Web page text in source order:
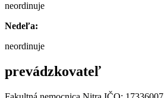
neordinuje
Nedeľa:
neordinuje
prevádzkovateľ